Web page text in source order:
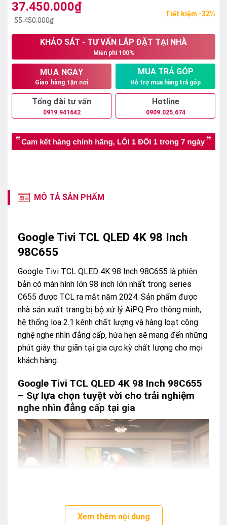
xếp
hạng
555.450.000₫
Giá
gốc
55.450.000₫.
37.450.000₫
Giá
hiện
Tiết kiệm -32%
KHẢO SÁT - TƯ VẤN LẮP ĐẶT TẠI NHÀ
Miễn phí 100%
MUA NGAY
Giao hàng tận nơi
MUA TRẢ GÓP
Hỗ trợ mua hàng trả góp
Tổng đài tư vấn
0919.941642
Hotline
0909.025.674
MÔ TẢ SẢN PHẨM
Google Tivi TCL QLED 4K 98 Inch
98C655
Google Tivi TCL QLED 4K 98 Inch 98C655 là phiên
bản có màn hình lớn 98 inch lớn nhất trong series
C655 được TCL ra mắt năm 2024. Sản phẩm được
nhà sản xuất trang bị bộ xử lý AiPQ Pro thông minh,
hệ thống loa 2.1 kênh chất lượng và hàng loạt công
nghệ nghe nhìn đẳng cấp, hứa hẹn sẽ mang đến những
phút giây thư giãn tại gia cực kỳ chất lượng cho mọi
khách hàng.
Google Tivi TCL QLED 4K 98 Inch 98C655
– Sự lựa chọn tuyệt vời cho trải nghiệm
nghe nhìn đẳng cấp tại gia
Xem thêm nội dung